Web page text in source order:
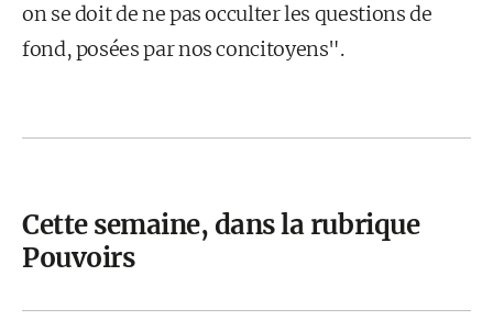
on se doit de ne pas occulter les questions de
fond, posées par nos concitoyens".
Cette semaine, dans la rubrique
Pouvoirs